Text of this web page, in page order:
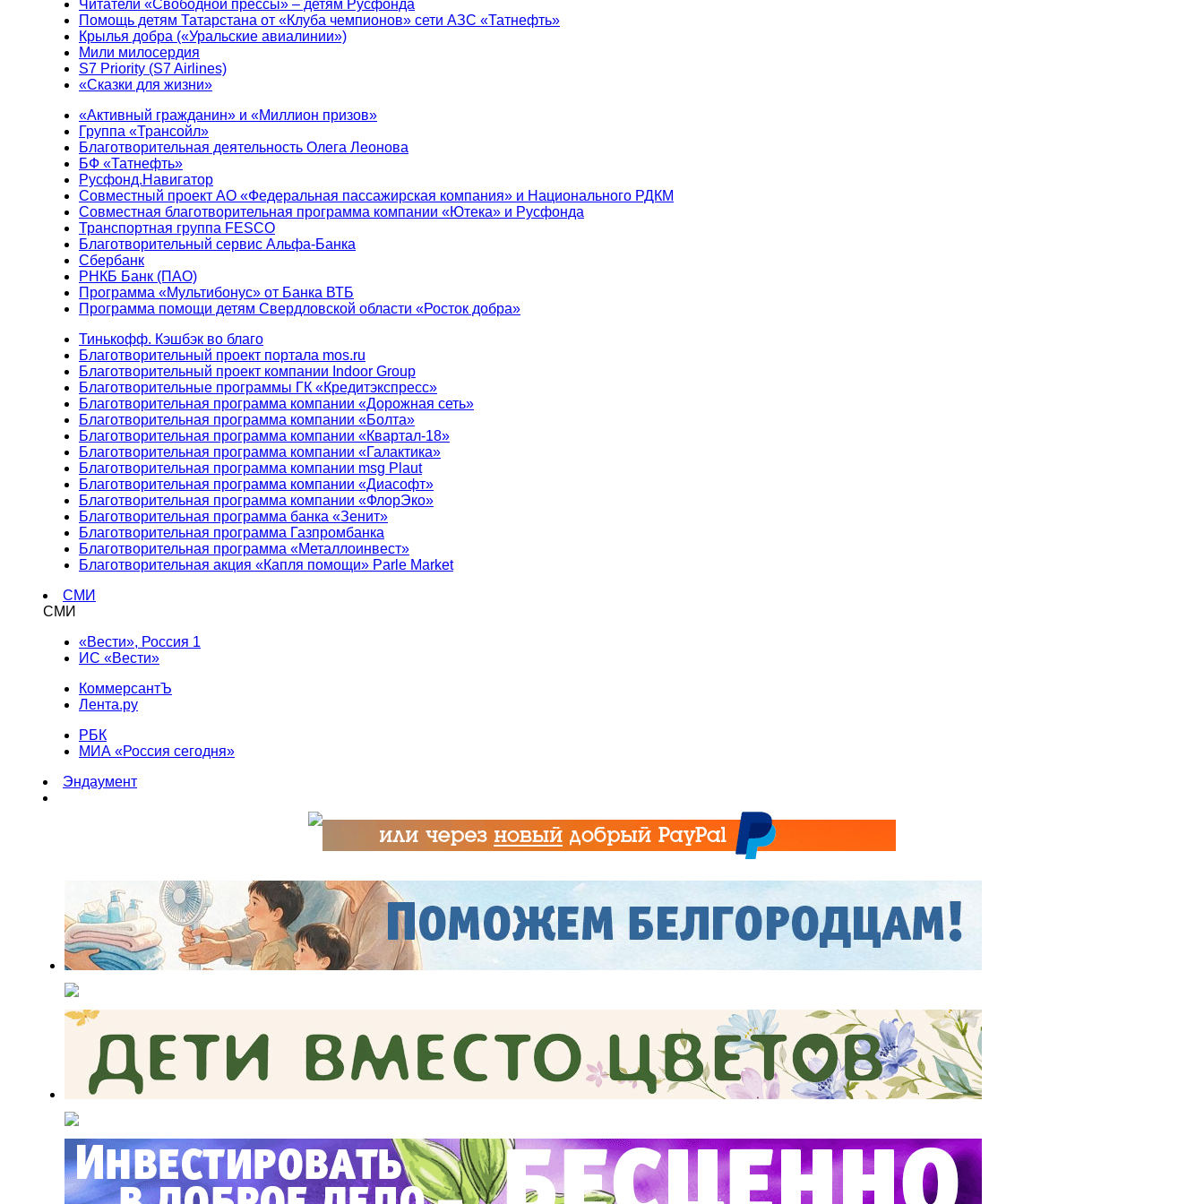
Читатели «Свободной прессы» – детям Русфонда
Помощь детям Татарстана от «Клуба чемпионов» сети АЗС «Татнефть»
Крылья добра («Уральские авиалинии»)
Мили милосердия
S7 Priority (S7 Airlines)
«Сказки для жизни»
«Активный гражданин» и «Миллион призов»
Группа «Трансойл»
Благотворительная деятельность Олега Леонова
БФ «Татнефть»
Русфонд.Навигатор
Совместный проект АО «Федеральная пассажирская компания» и Национального РДКМ
Совместная благотворительная программа компании «Ютека» и Русфонда
Транспортная группа FESCO
Благотворительный сервис Альфа-Банка
Сбербанк
РНКБ Банк (ПАО)
Программа «Мультибонус» от Банка ВТБ
Программа помощи детям Свердловской области «Росток добра»
Тинькофф. Кэшбэк во благо
Благотворительный проект портала mos.ru
Благотворительный проект компании Indoor Group
Благотворительные программы ГК «Кредитэкспресс»
Благотворительная программа компании «Дорожная сеть»
Благотворительная программа компании «Болта»
Благотворительная программа компании «Квартал-18»
Благотворительная программа компании «Галактика»
Благотворительная программа компании msg Plaut
Благотворительная программа компании «Диасофт»
Благотворительная программа компании «ФлорЭко»
Благотворительная программа банка «Зенит»
Благотворительная программа Газпромбанка
Благотворительная программа «Металлоинвест»
Благотворительная акция «Капля помощи» Parle Market
СМИ
СМИ
«Вести», Россия 1
ИС «Вести»
КоммерсантЪ
Лента.ру
РБК
МИА «Россия сегодня»
Эндаумент